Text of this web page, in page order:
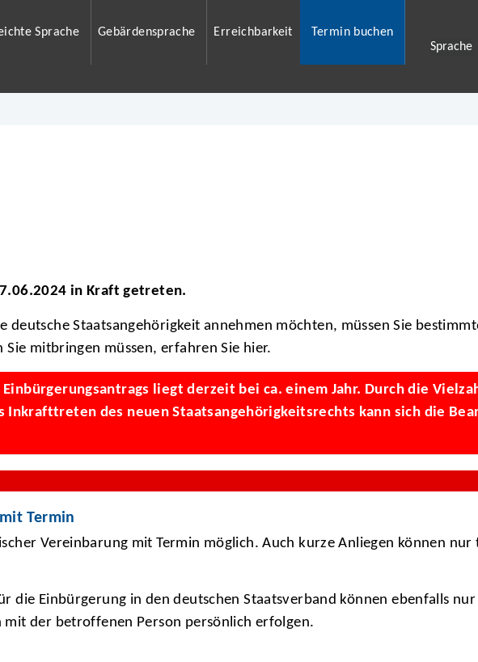
Sprache Gebärdensprache Erreichbarkeit
Termin buchen
Sprache
in Kraft getreten.
Staatsangehörigkeit annehmen möchten, müssen Sie
mitbringen müssen, erfahren Sie hier.
liegt derzeit bei ca. einem Jahr. Durch die
Inkrafttreten des neuen Staatsangehörigkeitsrechts kann sich die
Termin
Vereinbarung mit Termin möglich. Auch kurze Anliegen können
die Einbürgerung in den deutschen Staatsverband können ebenfalls
der betroffenen Person persönlich erfolgen.